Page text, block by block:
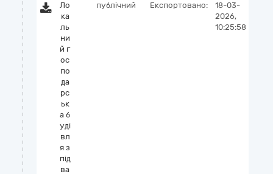
Ло
ка
ль
ни
й г
ос
по
да
рс
ьк
а б
уді
вл
я з
під
ва
публічний Експортовано:
18-03-
2026,
10:25:58